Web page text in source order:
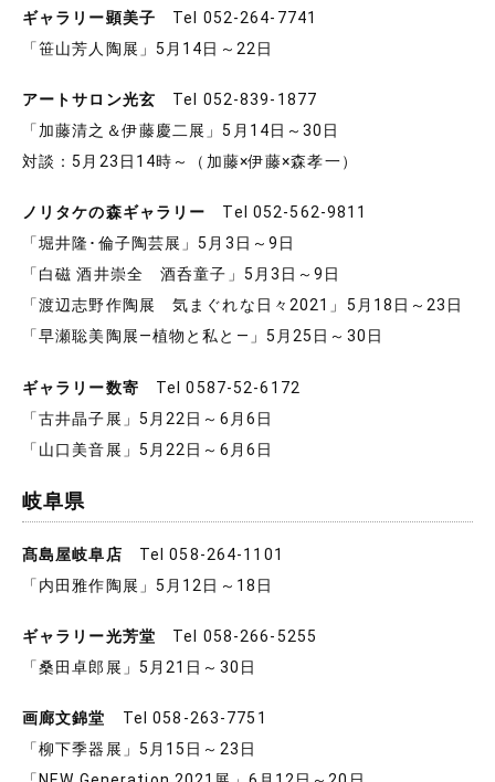
ギャラリー顕美子 Tel 052-264-7741
「笹山芳人陶展」5月14日～22日
アートサロン光玄 Tel 052-839-1877
「加藤清之＆伊藤慶二展」5月14日～30日
対談：5月23日14時～（加藤×伊藤×森孝一）
ノリタケの森ギャラリー Tel 052-562-9811
「堀井隆･倫子陶芸展」5月3日～9日
「白磁 酒井崇全 酒呑童子」5月3日～9日
「渡辺志野作陶展 気まぐれな日々2021」5月18日～23日
「早瀬聡美陶展―植物と私と―」5月25日～30日
ギャラリー数寄 Tel 0587-52-6172
「古井晶子展」5月22日～6月6日
「山口美音展」5月22日～6月6日
岐阜県
髙島屋岐阜店 Tel 058-264-1101
「内田雅作陶展」5月12日～18日
ギャラリー光芳堂 Tel 058-266-5255
「桑田卓郎展」5月21日～30日
画廊文錦堂
Tel 058-263-7751
「柳下季器展」5月15日～23日